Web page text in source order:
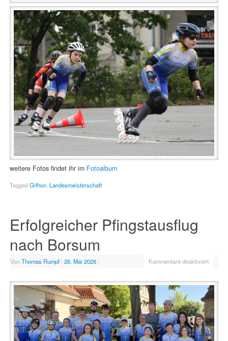
weitere Fotos findet ihr im Fotoalbum
TaggedGifhon, Landesmeisterschaft
Erfolgreicher Pfingstausflug
nach Borsum
VonThomas Rumpf | 26. Mai 2026 | Kommentare deaktiviert